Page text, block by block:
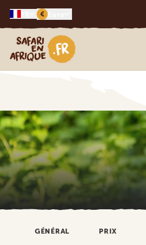
€
Safari en Afrique
GÉNÉRAL PRIX